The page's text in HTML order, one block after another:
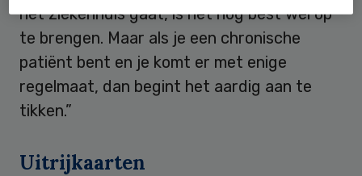
het ziekenhuis gaat, is het nog best wel op
te brengen. Maar als je een chronische
patiënt bent en je komt er met enige
regelmaat, dan begint het aardig aan te
tikken.”
Uitrijkaarten